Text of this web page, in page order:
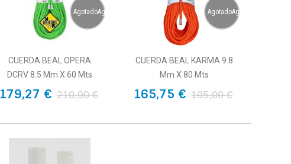
AgotadoAgotado
CUERDA BEAL OPERA
DCRV 8.5 Mm X 60 Mts
179,27 € 210,90 €
AgotadoAgotado
CUERDA BEAL KARMA 9.8
Mm X 80 Mts
165,75 € 195,00 €